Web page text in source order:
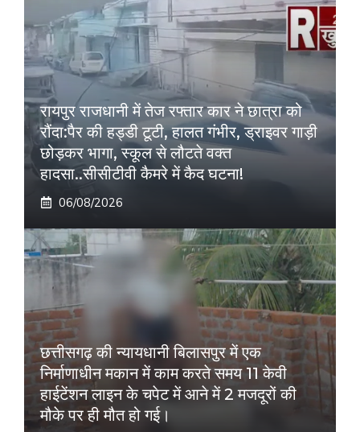
रायपुर राजधानी में तेज रफ्तार कार ने छात्रा को
रौंदा:पैर की हड्डी टूटी, हालत गंभीर, ड्राइवर गाड़ी
छोड़कर भागा, स्कूल से लौटते वक्त
हादसा..सीसीटीवी कैमरे में कैद घटना!
06/08/2026
छत्तीसगढ़ की न्यायधानी बिलासपुर में एक
निर्माणाधीन मकान में काम करते समय 11 केवी
हाईटेंशन लाइन के चपेट में आने में 2 मजदूरों की
मौके पर ही मौत हो गई।